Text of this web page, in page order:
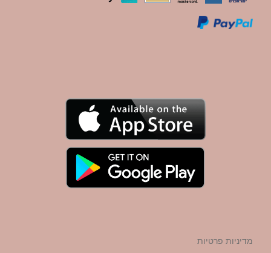
מדיניות פרטיות